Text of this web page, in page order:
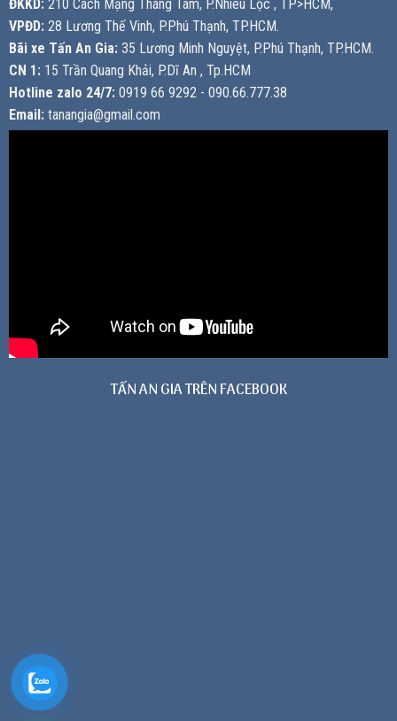
ĐKKD: 210 Cách Mạng Tháng Tám, P.Nhiêu Lộc , TP>HCM,
VPĐD: 28 Lương Thế Vinh, P.Phú Thạnh, TP.HCM.
Bãi xe Tấn An Gia: 35 Lương Minh Nguyệt, P.Phú Thạnh, TP.HCM.
CN 1: 15 Trần Quang Khải, P.Dĩ An , Tp.HCM
Hotline zalo 24/7: 0919 66 9292 - 090.66.777.38
Email: tanangia@gmail.com
TẤN AN GIA TRÊN FACEBOOK